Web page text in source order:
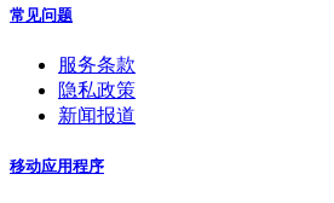
常见问题
服务条款
隐私政策
新闻报道
移动应用程序